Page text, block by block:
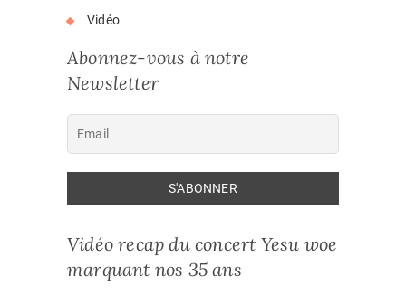
Vidéo
Abonnez-vous à notre
Newsletter
Vidéo recap du concert Yesu woe
marquant nos 35 ans